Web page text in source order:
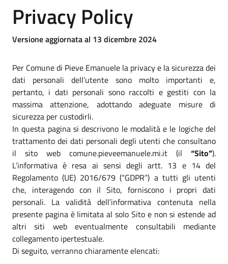
Privacy Policy
Versione aggiornata al 13 dicembre 2024
Per Comune di Pieve Emanuele la privacy e la sicurezza dei
dati personali dell’utente sono molto importanti e,
pertanto, i dati personali sono raccolti e gestiti con la
massima attenzione, adottando adeguate misure di
sicurezza per custodirli.
In questa pagina si descrivono le modalità e le logiche del
trattamento dei dati personali degli utenti che consultano
il sito web comune.pieveemanuele.mi.it (il “Sito”).
L’informativa è resa ai sensi degli artt. 13 e 14 del
Regolamento (UE) 2016/679 (“GDPR”) a tutti gli utenti
che, interagendo con il Sito, forniscono i propri dati
personali. La validità dell’informativa contenuta nella
presente pagina è limitata al solo Sito e non si estende ad
altri siti web eventualmente consultabili mediante
collegamento ipertestuale.
Di seguito, verranno chiaramente elencati: